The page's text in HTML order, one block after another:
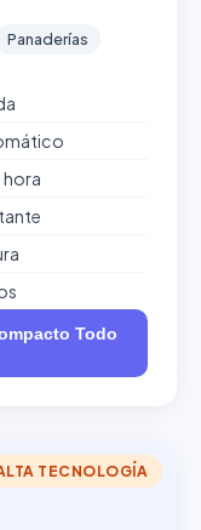
Panaderías
hora
Todo
TECNOLOGÍA